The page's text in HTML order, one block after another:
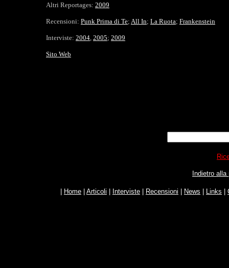
Altri Reportages: 2009
Recensioni: Punk Prima di Te; All In; La Ruota; Frankenstein
Interviste: 2004, 2005; 2009
Sito Web
Indietro
Home Articoli Interviste Recensioni News Links